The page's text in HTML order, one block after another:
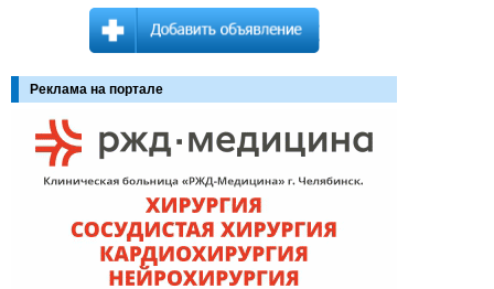
Реклама на портале